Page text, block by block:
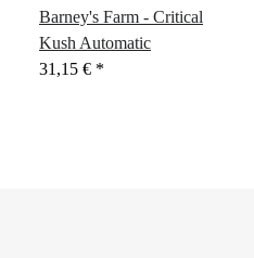
Barney's Farm - Critical
Kush Automatic
31,15 € *